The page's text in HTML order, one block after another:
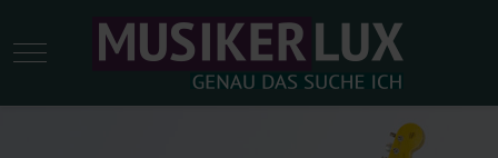
Mobile Menu Toggle